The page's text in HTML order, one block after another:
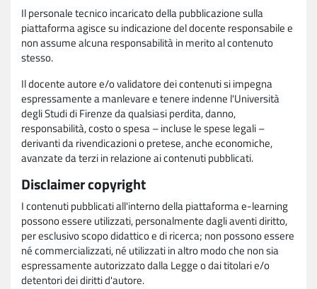
Il personale tecnico incaricato della pubblicazione sulla
piattaforma agisce su indicazione del docente responsabile e
non assume alcuna responsabilità in merito al contenuto
stesso.
Il docente autore e/o validatore dei contenuti si impegna
espressamente a manlevare e tenere indenne l'Università
degli Studi di Firenze da qualsiasi perdita, danno,
responsabilità, costo o spesa – incluse le spese legali –
derivanti da rivendicazioni o pretese, anche economiche,
avanzate da terzi in relazione ai contenuti pubblicati.
Disclaimer copyright
I contenuti pubblicati all'interno della piattaforma e-learning
possono essere utilizzati, personalmente dagli aventi diritto,
per esclusivo scopo didattico e di ricerca; non possono essere
né commercializzati, né utilizzati in altro modo che non sia
espressamente autorizzato dalla Legge o dai titolari e/o
detentori dei diritti d'autore.